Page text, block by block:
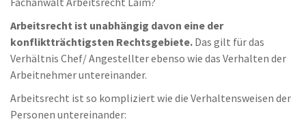
Arbeitsrecht ist unabhängig davon eine der
konfliktträchtigsten Rechtsgebiete. Das gilt für das
Verhältnis Chef/ Angestellter ebenso wie das Verhalten der
Arbeitnehmer untereinander.
Arbeitsrecht ist so kompliziert wie die Verhaltensweisen der
Personen untereinander: